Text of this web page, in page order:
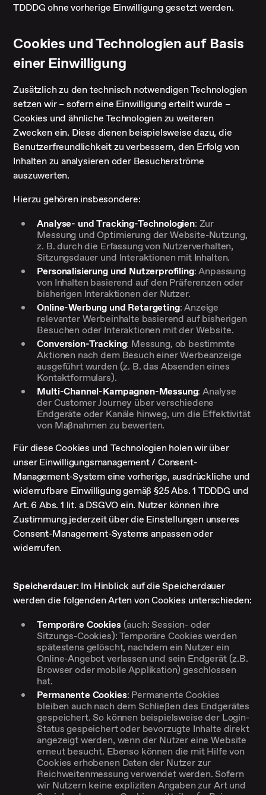
TDDDG ohne vorherige Einwilligung gesetzt werden.
Cookies und Technologien auf Basis
einer Einwilligung
Zusätzlich zu den technisch notwendigen Technologien
setzen wir – sofern eine Einwilligung erteilt wurde –
Cookies und ähnliche Technologien zu weiteren
Zwecken ein. Diese dienen beispielsweise dazu, die
Benutzerfreundlichkeit zu verbessern, den Erfolg von
Inhalten zu analysieren oder Besucherströme
auszuwerten.
Hierzu gehören insbesondere:
Analyse- und Tracking-Technologien: Zur
Messung und Optimierung der Website-Nutzung,
z. B. durch die Erfassung von Nutzerverhalten,
Sitzungsdauer und Interaktionen mit Inhalten.
Personalisierung und Nutzerprofiling: Anpassung
von Inhalten basierend auf den Präferenzen oder
bisherigen Interaktionen der Nutzer.
Online-Werbung und Retargeting: Anzeige
relevanter Werbeinhalte basierend auf bisherigen
Besuchen oder Interaktionen mit der Website.
Conversion-Tracking: Messung, ob bestimmte
Aktionen nach dem Besuch einer Werbeanzeige
ausgeführt wurden (z. B. das Absenden eines
Kontaktformulars).
Multi-Channel-Kampagnen-Messung: Analyse
der Customer Journey über verschiedene
Endgeräte oder Kanäle hinweg, um die Effektivität
von Maßnahmen zu bewerten.
Für diese Cookies und Technologien holen wir über
unser Einwilligungsmanagement / Consent-
Management-System eine vorherige, ausdrückliche und
widerrufbare Einwilligung gemäß §25 Abs. 1 TDDDG und
Art. 6 Abs. 1 lit. a DSGVO ein. Nutzer können ihre
Zustimmung jederzeit über die Einstellungen unseres
Consent-Management-Systems anpassen oder
widerrufen.
Speicherdauer: Im Hinblick auf die Speicherdauer
werden die folgenden Arten von Cookies unterschieden:
Temporäre Cookies(auch: Session- oder
Sitzungs-Cookies): Temporäre Cookies werden
spätestens gelöscht, nachdem ein Nutzer ein
Online-Angebot verlassen und sein Endgerät (z.B.
Browser oder mobile Applikation) geschlossen
hat.
Permanente Cookies: Permanente Cookies
bleiben auch nach dem Schließen des Endgerätes
gespeichert. So können beispielsweise der Login-
Status gespeichert oder bevorzugte Inhalte direkt
angezeigt werden, wenn der Nutzer eine Website
erneut besucht. Ebenso können die mit Hilfe von
Cookies erhobenen Daten der Nutzer zur
Reichweitenmessung verwendet werden. Sofern
wir Nutzern keine expliziten Angaben zur Art und